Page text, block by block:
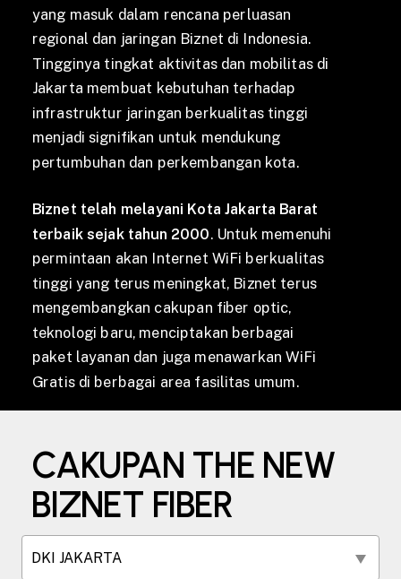
yang masuk dalam rencana perluasan
regional dan jaringan Biznet di Indonesia.
Tingginya tingkat aktivitas dan mobilitas di
Jakarta membuat kebutuhan terhadap
infrastruktur jaringan berkualitas tinggi
menjadi signifikan untuk mendukung
pertumbuhan dan perkembangan kota.
Biznet telah melayani Kota Jakarta Barat
terbaik sejak tahun 2000. Untuk memenuhi
permintaan akan Internet WiFi berkualitas
tinggi yang terus meningkat, Biznet terus
mengembangkan cakupan fiber optic,
teknologi baru, menciptakan berbagai
paket layanan dan juga menawarkan WiFi
Gratis di berbagai area fasilitas umum.
CAKUPAN THE NEW
BIZNET FIBER
DKI JAKARTA